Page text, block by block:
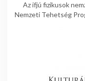
Az ifjú fizikusok
Nemzeti Tehetség